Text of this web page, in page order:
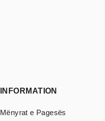
INFORMATION
Mënyrat e Pagesës